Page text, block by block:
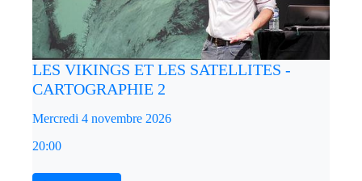
LES VIKINGS ET LES SATELLITES -
CARTOGRAPHIE 2
Mercredi 4 novembre 2026
20:00